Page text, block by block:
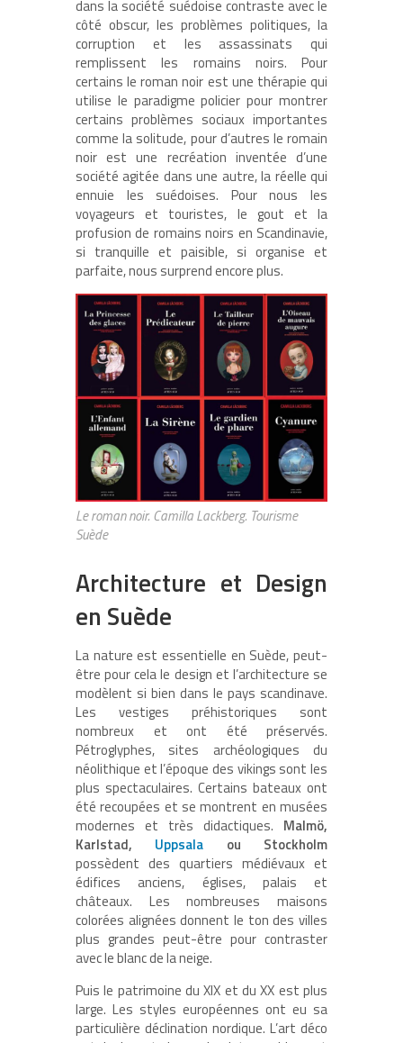
dans la société suédoise contraste avec le
côté obscur, les problèmes politiques, la
corruption et les assassinats qui
remplissent les romains noirs. Pour
certains le roman noir est une thérapie qui
utilise le paradigme policier pour montrer
certains problèmes sociaux importantes
comme la solitude, pour d’autres le romain
noir est une recréation inventée d’une
société agitée dans une autre, la réelle qui
ennuie les suédoises. Pour nous les
voyageurs et touristes, le gout et la
profusion de romains noirs en Scandinavie,
si tranquille et paisible, si organise et
parfaite, nous surprend encore plus.
Le roman noir. Camilla Lackberg. Tourisme
Suède
Architecture et Design
en Suède
La nature est essentielle en Suède, peut-
être pour cela le design et l’architecture se
modèlent si bien dans le pays scandinave.
Les vestiges préhistoriques sont
nombreux et ont été préservés.
Pétroglyphes, sites archéologiques du
néolithique et l’époque des vikings sont les
plus spectaculaires. Certains bateaux ont
été recoupées et se montrent en musées
modernes et très didactiques. Malmö,
Karlstad, Uppsala ou Stockholm
possèdent des quartiers médiévaux et
édifices anciens, églises, palais et
châteaux. Les nombreuses maisons
colorées alignées donnent le ton des villes
plus grandes peut-être pour contraster
avec le blanc de la neige.
Puis le patrimoine du XIX et du XX est plus
large. Les styles européennes ont eu sa
particulière déclination nordique. L’art déco